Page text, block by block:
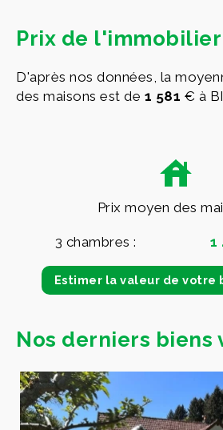
Prix de l'immobilier
D'après nos données, la
des maisons est de 1 581 € à
Prix moyen des
3 chambres : 1
Estimer la valeur de votre
Nos derniers biens